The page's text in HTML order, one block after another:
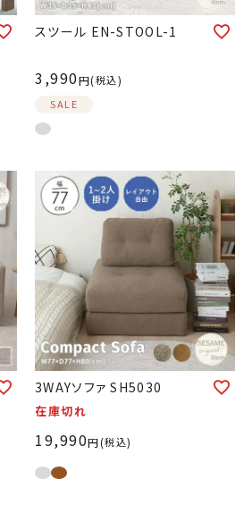
スツール EN-STOOL-1
3,990
税込
SALE
3WAYソファ SH5030
在庫切れ
19,990 税込